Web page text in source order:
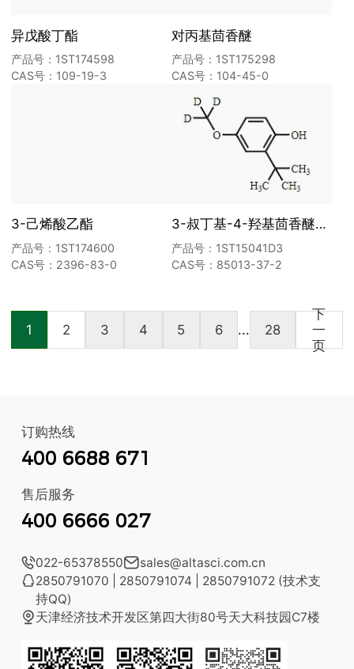
异戊酸丁酯
产品号：1ST174598
CAS号：109-19-3
对丙基茴香醚
产品号：1ST175298
CAS号：104-45-0
3-己烯酸乙酯
产品号：1ST174600
CAS号：2396-83-0
3-叔丁基-4-羟基茴香醚-D3
产品号：1ST15041D3
CAS号：85013-37-2
1 2 3 4 5 6 ... 28
下
一
页
订购热线
400 6688 671
售后服务
400 6666 027
022-65378550sales@altasci.com.cn
2850791070 | 2850791074 | 2850791072 (技术支
持QQ)
天津经济技术开发区第四大街80号天大科技园C7楼